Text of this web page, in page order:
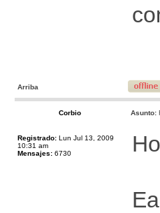
Arriba
Corbio Asunto:
Registrado: Lun Jul 13, 2009
10:31 am
Mensajes: 6730